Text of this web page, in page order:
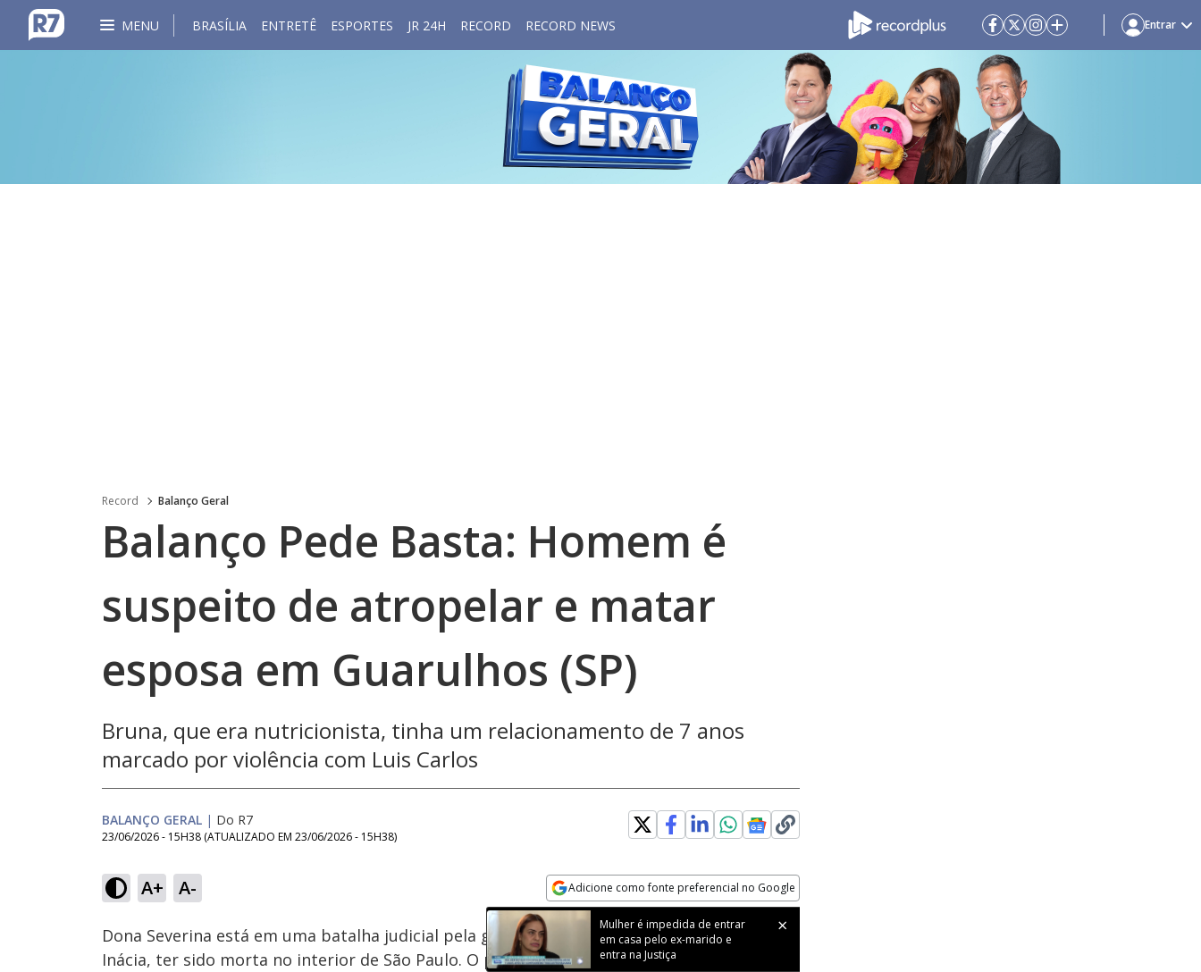
MENU BRASÍLIA ENTRETÊ ESPORTES JR 24H RECORD RECORD NEWS Entrar
Record Balanço Geral
Balanço Pede Basta: Homem é
suspeito de atropelar e matar
esposa em Guarulhos (SP)
Bruna, que era nutricionista, tinha um relacionamento de 7 anos
marcado por violência com Luis Carlos
BALANÇO GERAL | Do R7
23/06/2026 - 15H38 (ATUALIZADO EM 23/06/2026 - 15H38)
A+ A- Adicione como fonte preferencial no Google
Opens in new window
Mulher é impedida de entrar
em casa pelo ex-marido e
entra na Justiça
Ativar
Som
11.36%
Velocidade
Dona Severina está em uma batalha judicial pela guarda de seu neto após sua filha, Bruna
Inácia, ter sido morta no interior de São Paulo. O principal suspeito do crime é o marido